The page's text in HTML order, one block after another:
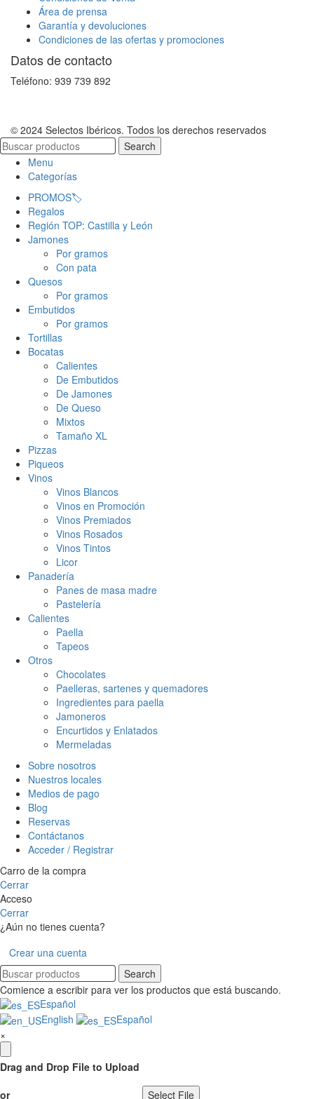
Área de prensa
Garantía y devoluciones
Condiciones de las ofertas y promociones
Datos de contacto
Teléfono: 939 739 892
© 2024 Selectos Ibéricos. Todos los derechos reservados
Search
Menu
Categorías
PROMOS🏷️
Regalos
Región TOP: Castilla y León
Jamones
Por gramos
Con pata
Quesos
Por gramos
Embutidos
Por gramos
Tortillas
Bocatas
Calientes
De Embutidos
De Jamones
De Queso
Mixtos
Tamaño XL
Pizzas
Piqueos
Vinos
Vinos Blancos
Vinos en Promoción
Vinos Premiados
Vinos Rosados
Vinos Tintos
Licor
Panadería
Panes de masa madre
Pastelería
Calientes
Paella
Tapeos
Otros
Chocolates
Paelleras, sartenes y quemadores
Ingredientes para paella
Jamoneros
Encurtidos y Enlatados
Mermeladas
Sobre nosotros
Nuestros locales
Medios de pago
Blog
Reservas
Contáctanos
Acceder / Registrar
Carro de la compra
Cerrar
Acceso
Cerrar
¿Aún no tienes cuenta?
Crear una cuenta
Search
Comience a escribir para ver los productos que está buscando.
Español
English
Español
×
Drag and Drop File to Upload
or
Select File